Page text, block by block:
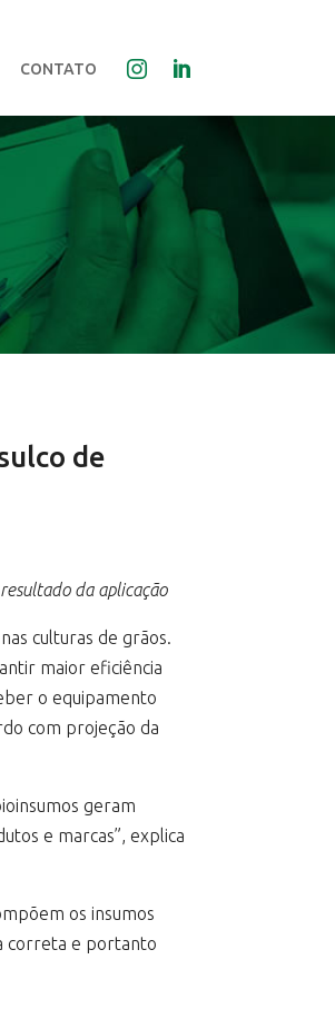
CONTATO
de
da aplicação
culturas de grãos.
maior eficiência
o equipamento
com projeção da
geram
e marcas”, explica
os insumos
correta e portanto